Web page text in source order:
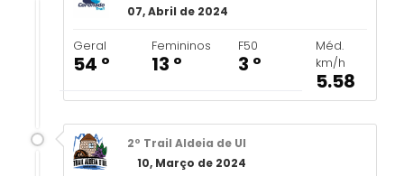
07, Abril de 2024
Geral
54 º
Femininos
13 º
F50
3 º
Méd.
km/h
5.58
2º Trail Aldeia de Ul
10, Março de 2024